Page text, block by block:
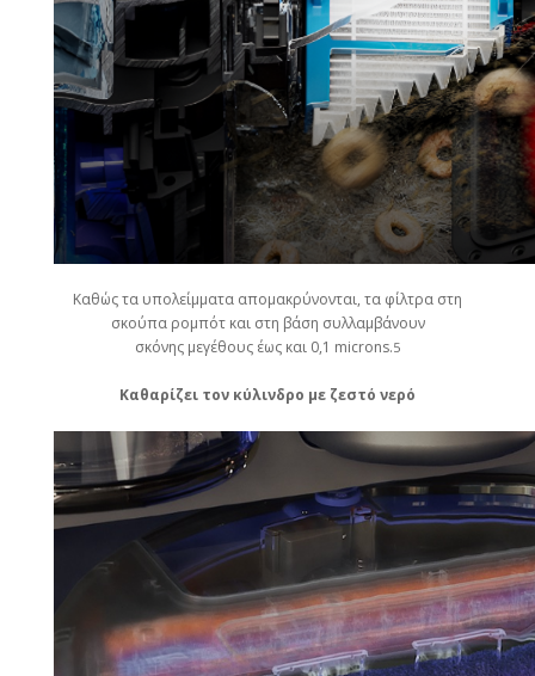
Καθώς τα υπολείμματα απομακρύνονται, τα φίλτρα στη
σκούπα ρομπότ και στη βάση συλλαμβάνουν
σκόνης μεγέθους έως και 0,1 microns.5
Καθαρίζει τον κύλινδρο με ζεστό νερό